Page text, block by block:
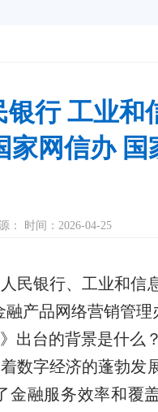
银行 工业和
家网信办
： 时间：2026-04-25
民银行、工业和信
融产品网络营销管
出台的背景是什么
数字经济的蓬勃发
金融服务效率和覆